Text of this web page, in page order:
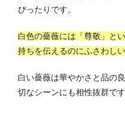
ぴったりです。
白色の薔薇には「尊敬」と
持ちを伝えるのにふさわし
白い薔薇は華やかさと品の
切なシーンにも相性抜群です